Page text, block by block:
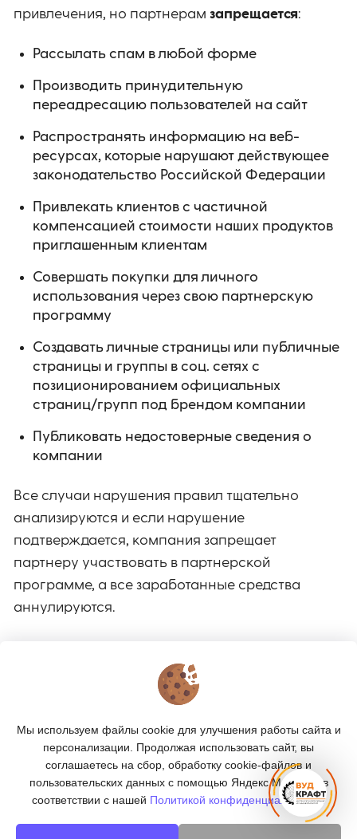
привлечения, но партнерам запрещается:
Рассылать спам в любой форме
Производить принудительную
переадресацию пользователей на сайт
Распространять информацию на веб-
ресурсах, которые нарушают действующее
законодательство Российской Федерации
Привлекать клиентов с частичной
компенсацией стоимости наших продуктов
приглашенным клиентам
Совершать покупки для личного
использования через свою партнерскую
программу
Создавать личные страницы или публичные
страницы и группы в соц. сетях с
позиционированием официальных
страниц/групп под брендом компании
Публиковать недостоверные сведения о
компании
Все случаи нарушения правил тщательно
анализируются и если нарушение
подтверждается, компания запрещает
партнеру участвовать в партнерской
программе, а все заработанные средства
аннулируются.
КАТАЛОГ
ПОДПИСКА
Мы используем файлы cookie для улучшения работы сайта и
персонализации. Продолжая использовать сайт, вы
соглашаетесь на сбор, обработку cookie-файлов и
пользовательских данных с помощью Яндекс.Метрика, в
соответствии с нашей Политикой конфиденциальности.